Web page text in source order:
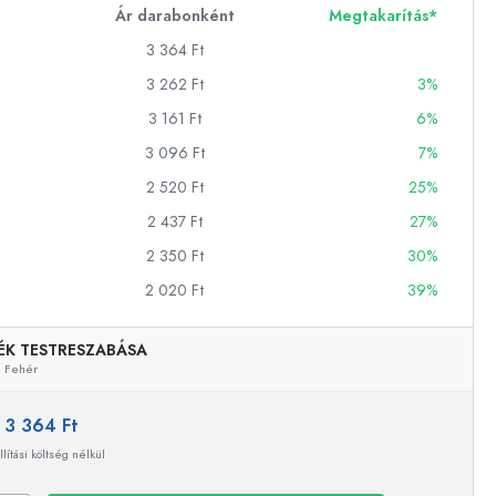
Ár darabonként
Megtakarítás*
3 364 Ft
3 262 Ft
3%
3 161 Ft
6%
3 096 Ft
7%
2 520 Ft
25%
2 437 Ft
27%
2 350 Ft
30%
2 020 Ft 39%
TESTRESZABÁSA
Fehér
3 364 Ft
költség nélkül